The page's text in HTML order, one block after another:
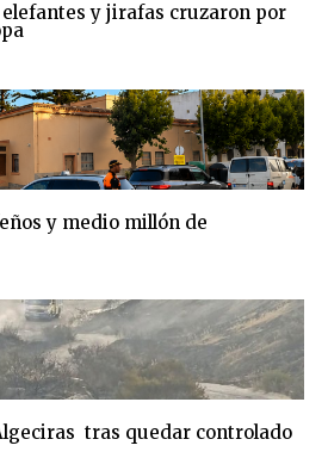
y jirafas cruzaron por
y medio millón de
tras quedar controlado